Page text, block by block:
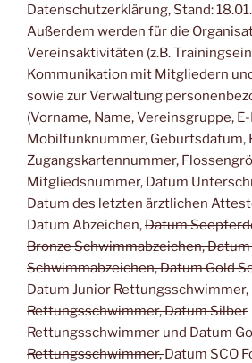
Datenschutzerklärung, Stand:
Außerdem werden für die
Vereinsaktivitäten (z.B.
Kommunikation mit Mitgliedern
sowie zur Verwaltung
(Vorname, Name, Vereinsgruppe,
Mobilfunknummer, Geburtsdatum,
Zugangskartennummer,
Mitgliedsnummer, Datum
Datum des letzten ärztlichen
Datum Abzeichen,Datum
Bronze Schwimmabzeichen,
Schwimmabzeichen, Datum Gold
Datum Junior Rettungsschwimmer,
Rettungsschwimmer, Datum Silber
Rettungsschwimmer und Datum
Rettungsschwimmer,Datum SCO